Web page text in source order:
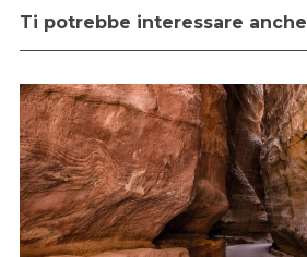
Ti potrebbe interessare anche